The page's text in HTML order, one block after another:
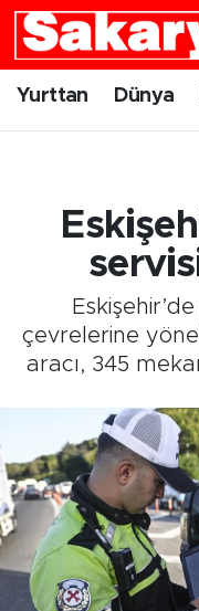
Yurttan Dünya
çevrelerine
aracı, 345
Yurttan
Gündem
Eskişehirspor
Spor
Sağlık
Kültür Sanat
Tarihçe
Resmi İlanlar
Eskişehir
Eskişehir
Eskişehir
Süper Lig
Tüm Manşetler
Son Dakika
Haber Arşivi